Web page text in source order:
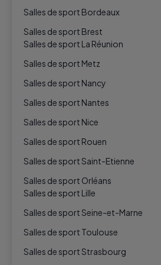
Salles de sport Bordeaux
Salles de sport Brest
Salles de sport La Réunion
Salles de sport Metz
Salles de sport Nancy
Salles de sport Nantes
Salles de sport Nice
Salles de sport Rouen
Salles de sport Saint-Etienne
Salles de sport Orléans
Salles de sport Lille
Salles de sport Seine-et-Marne
Salles de sport Toulouse
Salles de sport Strasbourg